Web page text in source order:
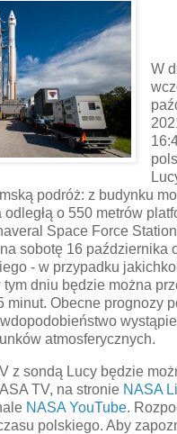
W
podróż: z budynku
o 550 metrów
Space Force
sobotę 16 października
- w przypadku
tym dniu będzie można
minut. Obecne prognozy
atmosferycznych.
z sondą Lucy będzie
TV, na stronie NASA
NASA YouTube.
polskiego. Aby